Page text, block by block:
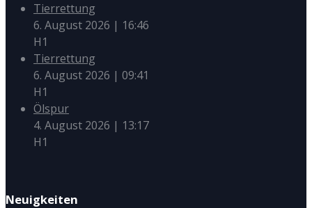
Tierrettung
6. August 2026 | 16:46
H1
Tierrettung
6. August 2026 | 09:41
H1
Ölspur
4. August 2026 | 13:17
H1
Neuigkeiten